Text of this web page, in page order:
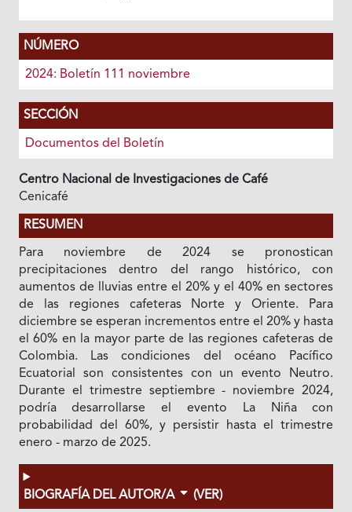
NÚMERO
2024: Boletín 111 noviembre
SECCIÓN
Documentos del Boletín
Centro Nacional de Investigaciones de Café
Cenicafé
RESUMEN
Para noviembre de 2024 se pronostican
precipitaciones dentro del rango histórico, con
aumentos de lluvias entre el 20% y el 40% en sectores
de las regiones cafeteras Norte y Oriente. Para
diciembre se esperan incrementos entre el 20% y hasta
el 60% en la mayor parte de las regiones cafeteras de
Colombia. Las condiciones del océano Pacífico
Ecuatorial son consistentes con un evento Neutro.
Durante el trimestre septiembre - noviembre 2024,
podría desarrollarse el evento La Niña con
probabilidad del 60%, y persistir hasta el trimestre
enero - marzo de 2025.
BIOGRAFÍA DEL AUTOR/A (VER)